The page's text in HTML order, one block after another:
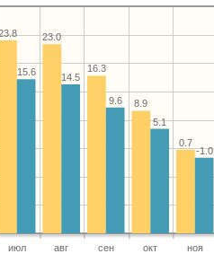
июл авг сен окт ноя
0.7
8.9
16.3
23.0
-1.0
5.1
9.6
14.5
15.6